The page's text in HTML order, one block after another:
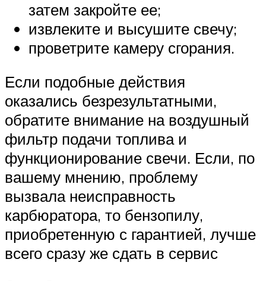
затем закройте ее;
извлеките и высушите свечу;
проветрите камеру сгорания.
Если подобные действия
оказались безрезультатными,
обратите внимание на воздушный
фильтр подачи топлива и
функционирование свечи. Если, по
вашему мнению, проблему
вызвала неисправность
карбюратора, то бензопилу,
приобретенную с гарантией, лучше
всего сразу же сдать в сервис